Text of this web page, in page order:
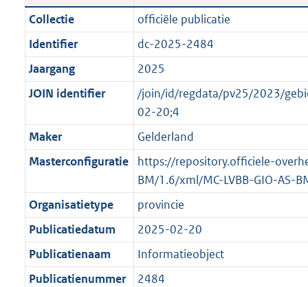
c
a
t
i
e
n
f
o
m
a
a
t
t
e
:
1
9
7
M
b
i
c
a
t
i
i
n
f
r
m
a
a
t
t
t
e
:
o
b
e
k
n
d
a
n
d
g
r
o
o
t
t
e
:
2
K
b
Collectie
officiële publicatie
Identifier
dc-2025-2484
Jaargang
2025
JOIN identifier
/join/id/regdata/pv25/2023/
02-20;4
Maker
Gelderland
Masterconfiguratie
https://repository.officiele-
BM/1.6/xml/MC-LVBB-GIO-AS-
Organisatietype
provincie
Publicatiedatum
2025-02-20
Publicatienaam
Informatieobject
Publicatienummer
2484